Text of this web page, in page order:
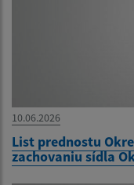
10.06.2026
List prednostu
zachovaniu sídla